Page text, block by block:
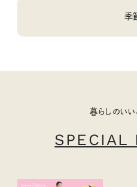
季
暮らしのいい
SPECIAL